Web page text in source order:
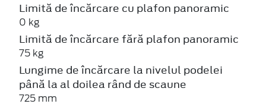
Limită de încărcare cu plafon panoramic
0 kg
Limită de încărcare fără plafon panoramic
75 kg
Lungime de încărcare la nivelul podelei
până la al doilea rând de scaune
725 mm